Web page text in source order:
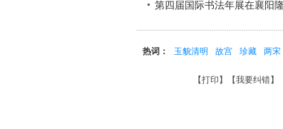
第四届国际书法年展在襄阳
热词： 玉貌清明 故宫 珍藏 两宋
【打印 】【我要纠错】